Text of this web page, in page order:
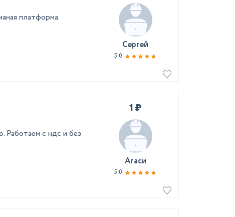
платформа.
Сергей
5.0
Работаем с ндс и без
1 ₽
Агаси
5.0